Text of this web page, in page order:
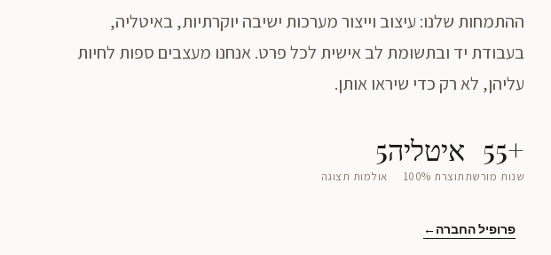
ההתמחות שלנו: עיצוב וייצור מערכות ישיבה יוקרתיות, באיטליה,
בעבודת יד ובתשומת לב אישית לכל פרט. אנחנו מעצבים ספות לחיות
עליהן, לא רק כדי שיראו אותן.
+55
שנות מורשת
איטליה5
אולמות תצוגה
פרופיל החברה